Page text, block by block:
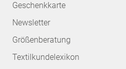
Geschenkkarte
Newsletter
Größenberatung
Textilkundelexikon